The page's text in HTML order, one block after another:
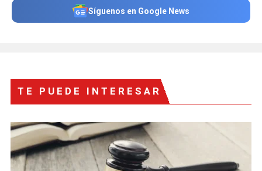
Síguenos en Google News
TE PUEDE INTERESAR